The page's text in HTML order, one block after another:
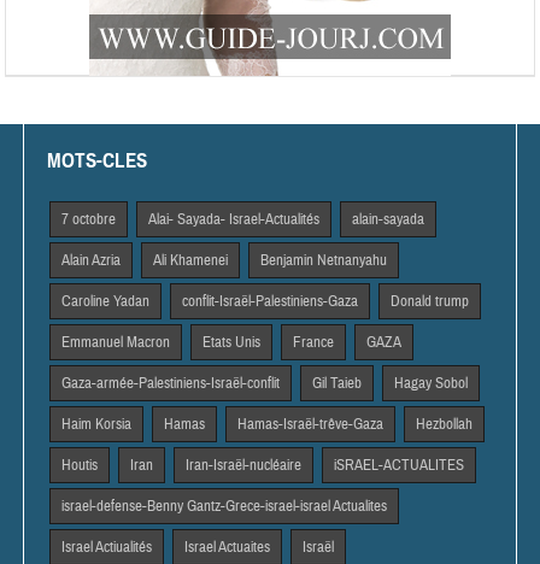
MOTS-CLES
7 octobre Alai- Sayada- Israel-Actualités alain-sayada
Alain Azria Ali Khamenei Benjamin Netnanyahu
Caroline Yadan conflit-Israël-Palestiniens-Gaza Donald trump
Emmanuel Macron Etats Unis France GAZA
Gaza-armée-Palestiniens-Israël-conflit Gil Taieb Hagay Sobol
Haim Korsia Hamas Hamas-Israël-trêve-Gaza Hezbollah
Houtis Iran Iran-Israël-nucléaire iSRAEL-ACTUALITES
israel-defense-Benny Gantz-Grece-israel-israel Actualites
Israel Actiualités Israel Actuaites Israël